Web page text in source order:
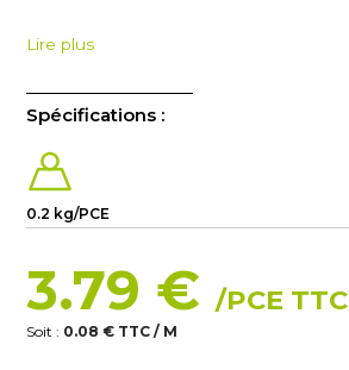
Lire plus
Spécifications :
0.2 kg/PCE
3.79 €/PCE TTC
Soit : 0.08 € TTC / M